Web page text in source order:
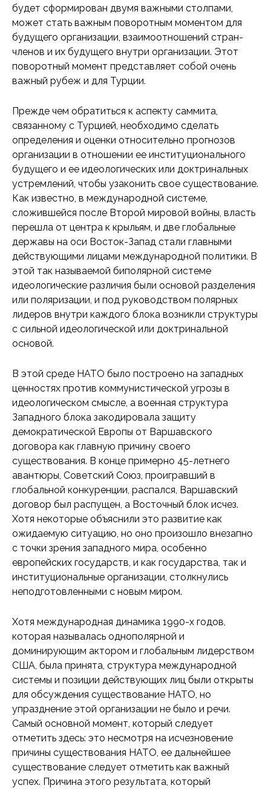
будет сформирован двумя важными столпами,
может стать важным поворотным моментом для
будущего организации, взаимоотношений стран-
членов и их будущего внутри организации. Этот
поворотный момент представляет собой очень
важный рубеж и для Турции.
Прежде чем обратиться к аспекту саммита,
связанному с Турцией, необходимо сделать
определения и оценки относительно прогнозов
организации в отношении ее институционального
будущего и ее идеологических или доктринальных
устремлений, чтобы узаконить свое существование.
Как известно, в международной системе,
сложившейся после Второй мировой войны, власть
перешла от центра к крыльям, и две глобальные
державы на оси Восток-Запад стали главными
действующими лицами международной политики. В
этой так называемой биполярной системе
идеологические различия были основой разделения
или поляризации, и под руководством полярных
лидеров внутри каждого блока возникли структуры
с сильной идеологической или доктринальной
основой.
В этой среде НАТО было построено на западных
ценностях против коммунистической угрозы в
идеологическом смысле, а военная структура
Западного блока закодировала защиту
демократической Европы от Варшавского
договора как главную причину своего
существования. В конце примерно 45-летнего
авантюры, Советский Союз, проигравший в
глобальной конкуренции, распался, Варшавский
договор был распущен, а Восточный блок исчез.
Хотя некоторые объяснили это развитие как
ожидаемую ситуацию, но оно произошло внезапно
с точки зрения западного мира, особенно
европейских государств, и как государства, так и
институциональные организации, столкнулись
неподготовленными с новым миром.
Хотя международная динамика 1990-х годов,
которая называлась однополярной и
доминирующим актором и глобальным лидерством
США, была принята, структура международной
системы и позиции действующих лиц были открыты
для обсуждения существование НАТО, но
упразднение этой организации не было и речи.
Самый основной момент, который следует
отметить здесь: это несмотря на исчезновение
причины существования НАТО, ее дальнейшее
существование следует отметить как важный
успех. Причина этого результата, который